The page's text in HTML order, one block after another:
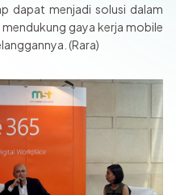
dapat menjadi solusi dalam
gaya kerja mobile
(Rara)